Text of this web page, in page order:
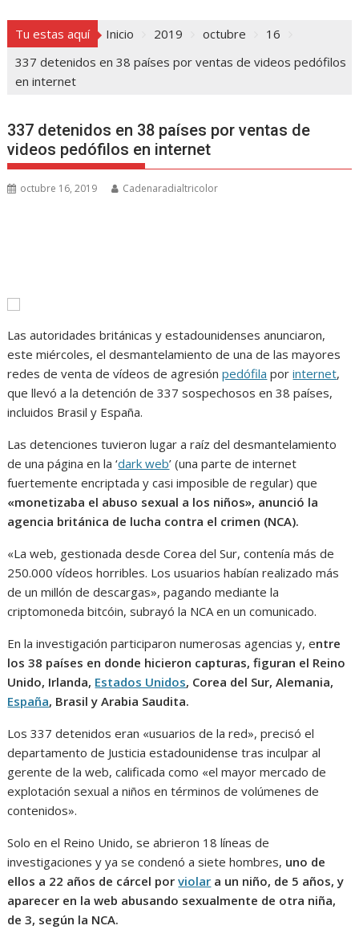
Tu estas aquí Inicio 2019 octubre
16
337 detenidos en 38 países por ventas de videos pedófilos
en internet
337 detenidos en 38 países por ventas de
videos pedófilos en internet
octubre 16, 2019 Cadenaradialtricolor
Las autoridades británicas y estadounidenses anunciaron,
este miércoles, el desmantelamiento de una de las mayores
redes de venta de vídeos de agresiónpedófila porinternet,
que llevó a la detención de 337 sospechosos en 38 países,
incluidos Brasil y España.
Las detenciones tuvieron lugar a raíz del desmantelamiento
de una página en la ‘dark web’ (una parte de internet
fuertemente encriptada y casi imposible de regular) que
«monetizaba el abuso sexual a los niños», anunció la
agencia británica de lucha contra el crimen (NCA).
«La web, gestionada desde Corea del Sur, contenía más de
250.000 vídeos horribles. Los usuarios habían realizado más
de un millón de descargas», pagando mediante la
criptomoneda bitcóin, subrayó la NCA en un comunicado.
En la investigación participaron numerosas agencias y, entre
los 38 países en donde hicieron capturas, figuran el Reino
Unido, Irlanda, Estados Unidos, Corea del Sur, Alemania,
España, Brasil y Arabia Saudita.
Los 337 detenidos eran «usuarios de la red», precisó el
departamento de Justicia estadounidense tras inculpar al
gerente de la web, calificada como «el mayor mercado de
explotación sexual a niños en términos de volúmenes de
contenidos».
Solo en el Reino Unido, se abrieron 18 líneas de
investigaciones y ya se condenó a siete hombres, uno de
ellos a 22 años de cárcel porviolar a un niño, de 5 años, y
aparecer en la web abusando sexualmente de otra niña,
de 3, según la NCA.